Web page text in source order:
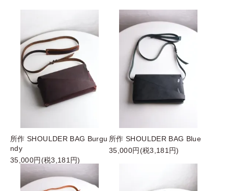
所作 SHOULDER BAG Burgu
ndy
35,000円(税3,181円)
所作 SHOULDER BAG Blue
35,000円(税3,181円)